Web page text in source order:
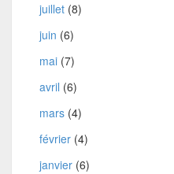
juillet (8)
juin (6)
mai (7)
avril (6)
mars (4)
février (4)
janvier (6)